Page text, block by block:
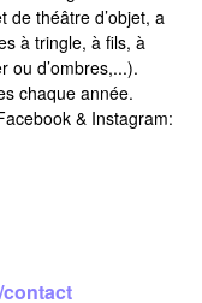
de théâtre d’objet, a
à tringle, à fils, à
ou d’ombres,...).
chaque année.
& Instagram: